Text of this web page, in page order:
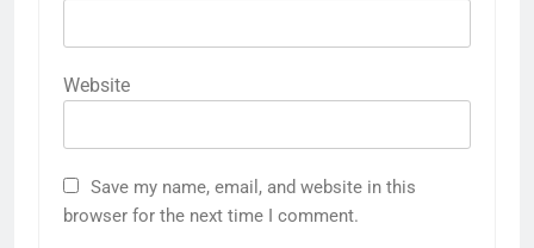
Website
Save my name, email, and website in this
browser for the next time I comment.